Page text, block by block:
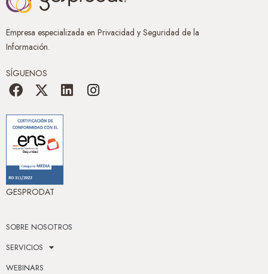
Empresa especializada en Privacidad y Seguridad de la
Información.
SÍGUENOS
GESPRODAT
SOBRE NOSOTROS
SERVICIOS
WEBINARS